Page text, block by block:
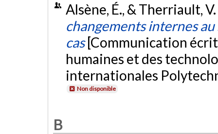
Alsène, É., & Therriault,
changements internes
cas [Communication
humaines et des
internationales
Non disponible
B